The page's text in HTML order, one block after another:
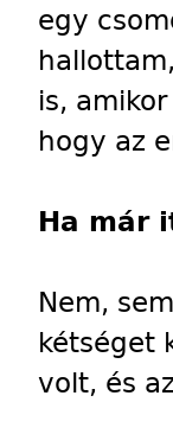
egy
is,
hogy az
Ha már
Nem,
kétséget
volt, és